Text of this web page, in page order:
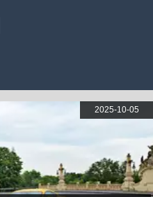
2025-10-05